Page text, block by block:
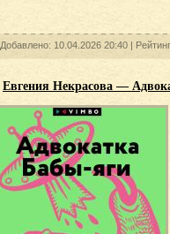
Добавлено: 10.04.2026 20:40 |
Евгения Некрасова —